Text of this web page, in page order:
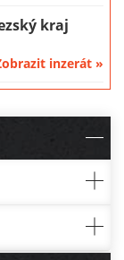
kraj
inzerát »